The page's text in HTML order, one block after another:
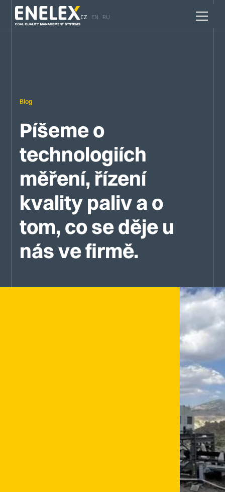
CZ EN RU
Blog
Píšeme o
technologiích
měření, řízení
kvality paliv a o
tom, co se děje u
nás ve firmě.